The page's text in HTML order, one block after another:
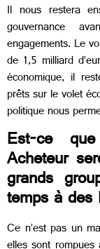
Il nous restera
gouvernance
engagements. Le
de 1,5 milliard
économique, il
prêts sur le volet
politique nous
Est-ce
Acheteur
grands
temps à
Ce n’est pas un